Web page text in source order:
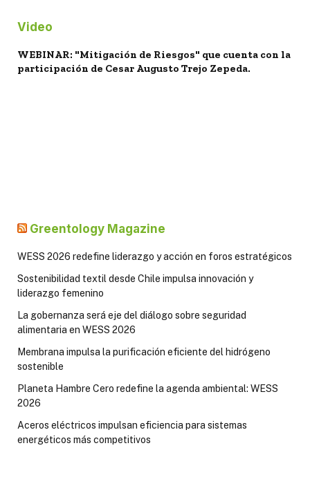
Video
WEBINAR: "Mitigación de Riesgos" que cuenta con la
participación de Cesar Augusto Trejo Zepeda.
Greentology Magazine
WESS 2026 redefine liderazgo y acción en foros estratégicos
Sostenibilidad textil desde Chile impulsa innovación y
liderazgo femenino
La gobernanza será eje del diálogo sobre seguridad
alimentaria en WESS 2026
Membrana impulsa la purificación eficiente del hidrógeno
sostenible
Planeta Hambre Cero redefine la agenda ambiental: WESS
2026
Aceros eléctricos impulsan eficiencia para sistemas
energéticos más competitivos